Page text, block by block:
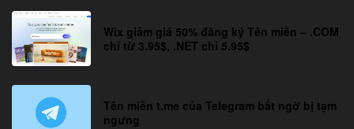
Wix giảm giá 50% đăng ký Tên miền – .COM
chỉ từ 3.95$, .NET chỉ 5.95$
Tên miền t.me của Telegram bất ngờ bị tạm
ngưng